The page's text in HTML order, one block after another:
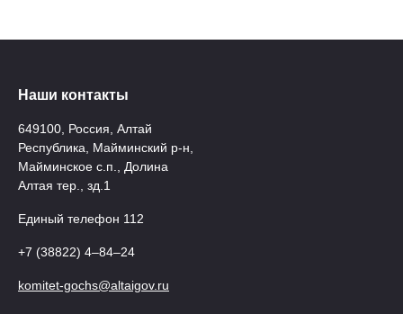
Наши контакты
649100, Россия, Алтай
Республика, Майминский р-н,
Майминское с.п., Долина
Алтая тер., зд.1
Единый телефон 112
+7 (38822) 4‒84‒24
komitet-gochs@altaigov.ru